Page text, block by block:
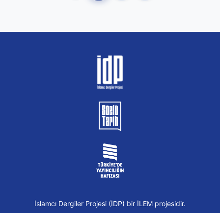
İslamcı Dergiler Projesi (İDP) bir İLEM projesidir.